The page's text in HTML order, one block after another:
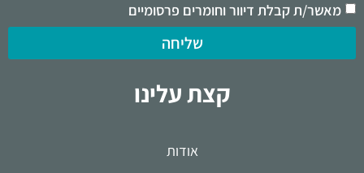
מאשר/ת קבלת דיוור וחומרים פרסומיים
שליחה
קצת עלינו
אודות